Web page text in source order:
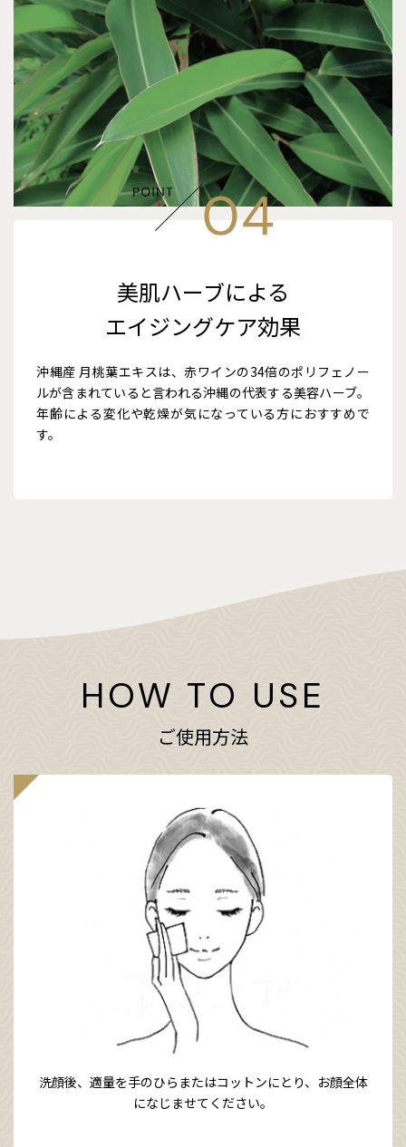
美肌ハーブによる
エイジングケア効果
沖縄産 月桃葉エキスは、赤ワインの34倍のポリフェノー
ルが含まれていると言われる沖縄の代表する美容ハーブ。
年齢による変化や乾燥が気になっている方におすすめで
す。
HOW TO USE
ご使用方法
洗顔後、適量を手のひらまたはコットンにとり、お顔全体
になじませてください。